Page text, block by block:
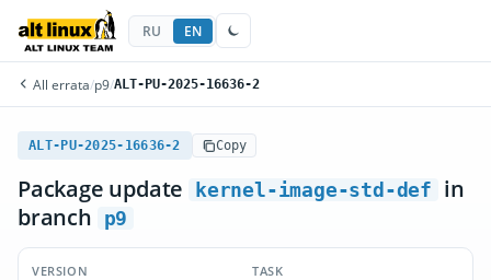
RU EN
All errata/p9/ALT-PU-2025-16636-2
ALT-PU-2025-16636-2 Copy
Package update kernel-image-std-def
in
branch
p9
VERSION
TASK